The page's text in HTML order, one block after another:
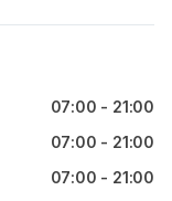
07:00 - 21:00
07:00 - 21:00
07:00 - 21:00